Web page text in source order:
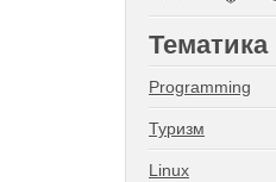
Тематика
Programming
Туризм
Linux